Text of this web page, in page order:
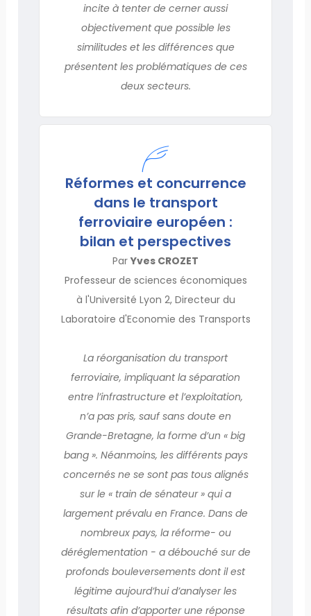
incite à tenter de cerner aussi
objectivement que possible les
similitudes et les différences que
présentent les problématiques de ces
deux secteurs.
Réformes et concurrence
dans le transport
ferroviaire européen :
bilan et perspectives
ParYves CROZET
Professeur de sciences économiques
à l'Université Lyon 2, Directeur du
Laboratoire d'Economie des Transports
La réorganisation du transport
ferroviaire, impliquant la séparation
entre l’infrastructure et l’exploitation,
n’a pas pris, sauf sans doute en
Grande-Bretagne, la forme d’un « big
bang ». Néanmoins, les différents pays
concernés ne se sont pas tous alignés
sur le « train de sénateur » qui a
largement prévalu en France. Dans de
nombreux pays, la réforme- ou
déréglementation - a débouché sur de
profonds bouleversements dont il est
légitime aujourd’hui d’analyser les
résultats afin d’apporter une réponse